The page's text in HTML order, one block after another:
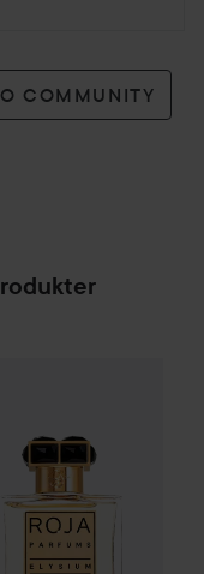
COMMUNITY